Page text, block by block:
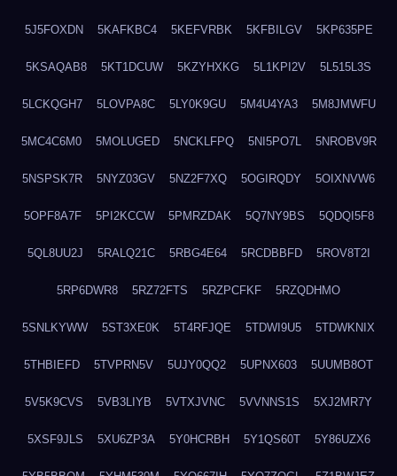
5J5FOXDN 5KAFKBC4 5KEFVRBK 5KFBILGV 5KP635PE
5KSAQAB8 5KT1DCUW 5KZYHXKG 5L1KPI2V 5L515L3S
5LCKQGH7 5LOVPA8C 5LY0K9GU 5M4U4YA3 5M8JMWFU
5MC4C6M0 5MOLUGED 5NCKLFPQ 5NI5PO7L 5NROBV9R
5NSPSK7R 5NYZ03GV 5NZ2F7XQ 5OGIRQDY 5OIXNVW6
5OPF8A7F 5PI2KCCW 5PMRZDAK 5Q7NY9BS 5QDQI5F8
5QL8UU2J 5RALQ21C 5RBG4E64 5RCDBBFD 5ROV8T2I
5RP6DWR8 5RZ72FTS 5RZPCFKF 5RZQDHMO
5SNLKYWW 5ST3XE0K 5T4RFJQE 5TDWI9U5 5TDWKNIX
5THBIEFD 5TVPRN5V 5UJY0QQ2 5UPNX603 5UUMB8OT
5V5K9CVS 5VB3LIYB 5VTXJVNC 5VVNNS1S 5XJ2MR7Y
5XSF9JLS 5XU6ZP3A 5Y0HCRBH 5Y1QS60T 5Y86UZX6